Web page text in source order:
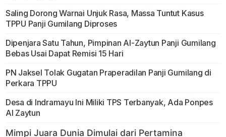
Saling Dorong Warnai Unjuk Rasa, Massa Tuntut Kasus
TPPU Panji Gumilang Diproses
Dipenjara Satu Tahun, Pimpinan Al-Zaytun Panji Gumilang
Bebas Usai Dapat Remisi 15 Hari
PN Jaksel Tolak Gugatan Praperadilan Panji Gumilang di
Perkara TPPU
Desa di Indramayu Ini Miliki TPS Terbanyak, Ada Ponpes
Al Zaytun